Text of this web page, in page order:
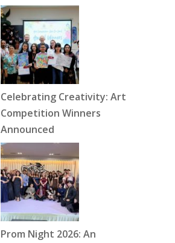
Celebrating Creativity: Art
Competition Winners
Announced
Prom Night 2026: An